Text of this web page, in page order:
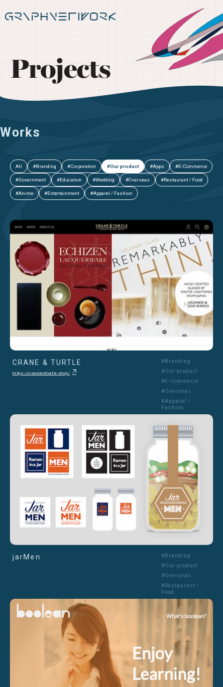
Projects
Works
All #Branding #Corporation #Our product #Apps #E-Commerce
#Government #Education #Wedding #Overseas #Restaurant / Food
#Anime #Entertainment #Apparel / Fashion
CRANE & TURTLE
https://craneandturtle.shop/
#Branding
#Our product
#E-Commerce
#Overseas
#Apparel /
Fashion
jarMen
#Branding
#Our product
#Overseas
#Restaurant /
Food